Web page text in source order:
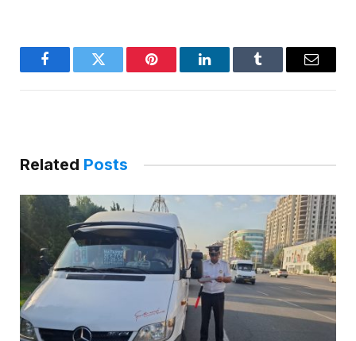
FacebookTwitter Pinterest LinkedInTumblr Email
Related Posts